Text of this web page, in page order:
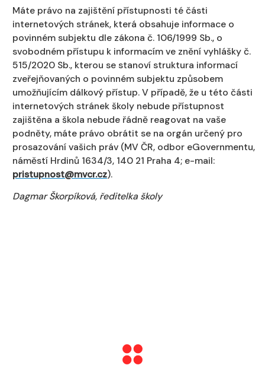
Máte právo na zajištění přístupnosti té části
internetových stránek, která obsahuje informace o
povinném subjektu dle zákona č. 106/1999 Sb., o
svobodném přístupu k informacím ve znění vyhlášky č.
515/2020 Sb., kterou se stanoví struktura informací
zveřejňovaných o povinném subjektu způsobem
umožňujícím dálkový přístup. V případě, že u této části
internetových stránek školy nebude přístupnost
zajištěna a škola nebude řádně reagovat na vaše
podněty, máte právo obrátit se na orgán určený pro
prosazování vašich práv (MV ČR, odbor eGovernmentu,
náměstí Hrdinů 1634/3, 140 21 Praha 4; e-mail:
pristupnost@mvcr.cz).
Dagmar Škorpíková, ředitelka školy